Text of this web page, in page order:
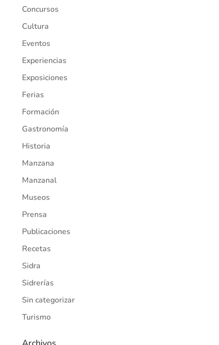
Concursos
Cultura
Eventos
Experiencias
Exposiciones
Ferias
Formación
Gastronomía
Historia
Manzana
Manzanal
Museos
Prensa
Publicaciones
Recetas
Sidra
Sidrerías
Sin categorizar
Turismo